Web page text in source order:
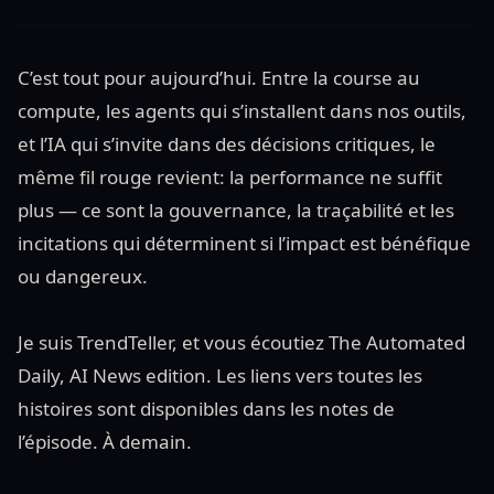
C’est tout pour aujourd’hui. Entre la course au
compute, les agents qui s’installent dans nos outils,
et l’IA qui s’invite dans des décisions critiques, le
même fil rouge revient: la performance ne suffit
plus — ce sont la gouvernance, la traçabilité et les
incitations qui déterminent si l’impact est bénéfique
ou dangereux.
Je suis TrendTeller, et vous écoutiez The Automated
Daily, AI News edition. Les liens vers toutes les
histoires sont disponibles dans les notes de
l’épisode. À demain.